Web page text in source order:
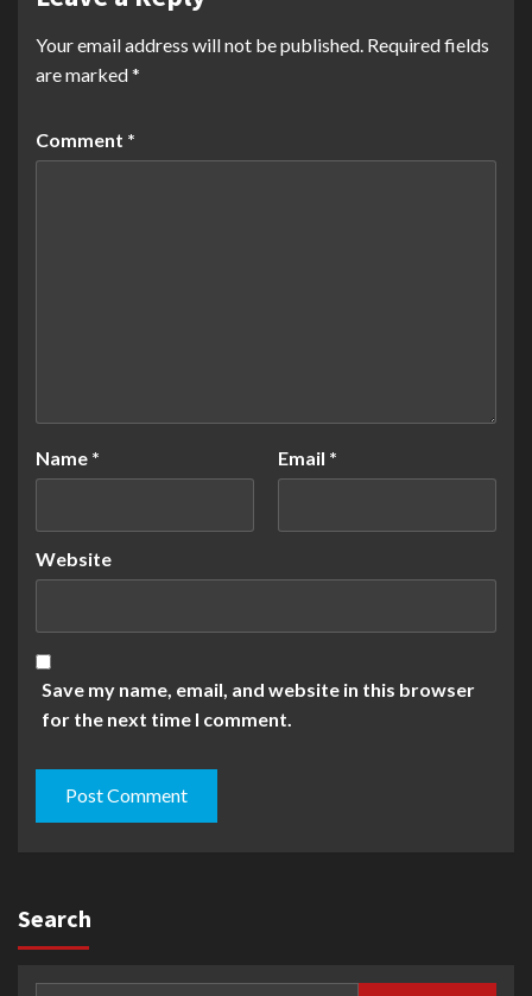
Your email address will not be published. Required fields
are marked*
Comment *
Name * Email *
Website
Save my name, email, and website in this browser
for the next time I comment.
Search